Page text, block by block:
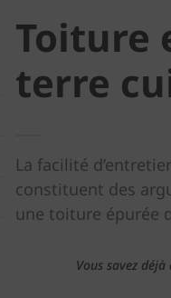
Toiture
terre
La facilité
constituent des
une toiture épurée
Vous savez